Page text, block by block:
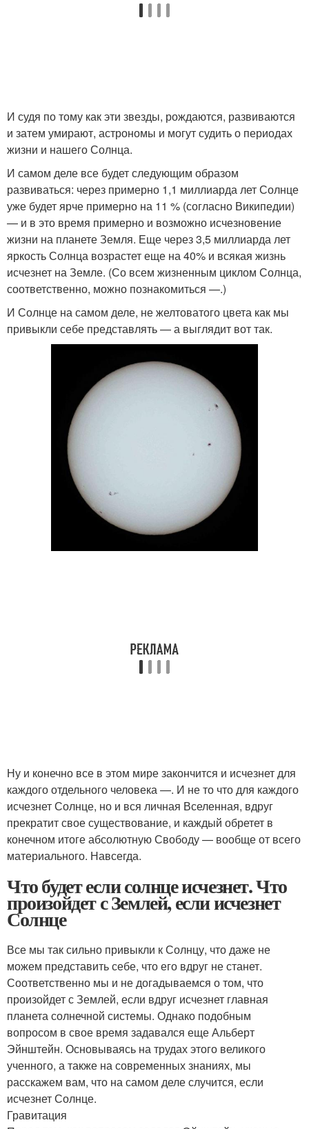
И судя по тому как эти звезды, рождаются, развиваются
и затем умирают, астрономы и могут судить о периодах
жизни и нашего Солнца.
И самом деле все будет следующим образом
развиваться: через примерно 1,1 миллиарда лет Солнце
уже будет ярче примерно на 11 % (согласно Википедии)
— и в это время примерно и возможно исчезновение
жизни на планете Земля. Еще через 3,5 миллиарда лет
яркость Солнца возрастет еще на 40% и всякая жизнь
исчезнет на Земле. (Со всем жизненным циклом Солнца,
соответственно, можно познакомиться —.)
И Солнце на самом деле, не желтоватого цвета как мы
привыкли себе представлять — а выглядит вот так.
Ну и конечно все в этом мире закончится и исчезнет для
каждого отдельного человека —. И не то что для каждого
исчезнет Солнце, но и вся личная Вселенная, вдруг
прекратит свое существование, и каждый обретет в
конечном итоге абсолютную Свободу — вообще от всего
материального. Навсегда.
Что будет если солнце исчезнет. Что
произойдет с Землей, если исчезнет
Солнце
Все мы так сильно привыкли к Солнцу, что даже не
можем представить себе, что его вдруг не станет.
Соответственно мы и не догадываемся о том, что
произойдет с Землей, если вдруг исчезнет главная
планета солнечной системы. Однако подобным
вопросом в свое время задавался еще Альберт
Эйнштейн. Основываясь на трудах этого великого
ученного, а также на современных знаниях, мы
расскажем вам, что на самом деле случится, если
исчезнет Солнце.
Гравитация